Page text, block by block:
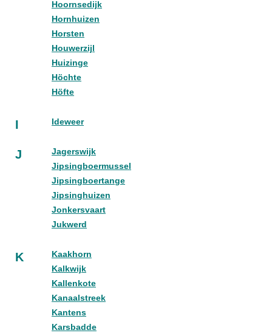
Hoornsedijk
Hornhuizen
Horsten
Houwerzijl
Huizinge
Höchte
Höfte
I Ideweer
J
Jagerswijk
Jipsingboermussel
Jipsingboertange
Jipsinghuizen
Jonkersvaart
Jukwerd
K
Kaakhorn
Kalkwijk
Kallenkote
Kanaalstreek
Kantens
Karsbadde